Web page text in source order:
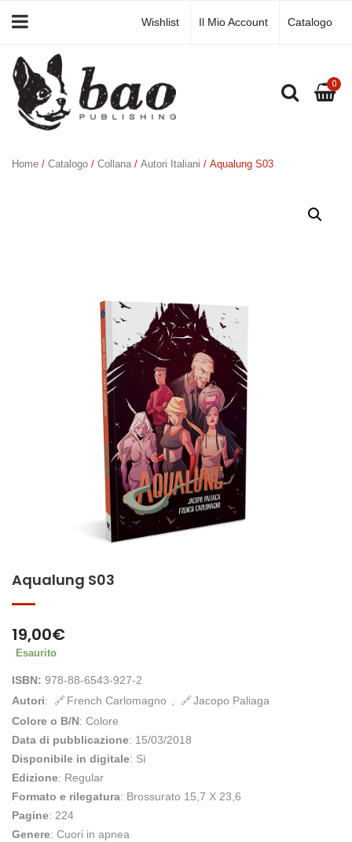
Wishlist Il Mio Account Catalogo
0
Home / Catalogo / Collana / Autori Italiani / Aqualung S03
Aqualung S03
19,00€
Esaurito
ISBN: 978-88-6543-927-2
Autori: French Carlomagno ,
Jacopo Paliaga
Colore o B/N: Colore
Data di pubblicazione: 15/03/2018
Disponibile in digitale: Sì
Edizione: Regular
Formato e rilegatura: Brossurato 15,7 X 23,6
Pagine: 224
Genere: Cuori in apnea